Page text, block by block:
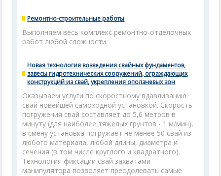
Ремонтно-строительные работы
Выполняем весь комплекс ремонтно-отделочных
работ любой сложности
Новая технология возведения свайных фундаментов,
завесы гидротехнических сооружений, ограждающих
конструкций из свай, укрепления оползневых зон
Оказываем услуги по скоростному вдавливанию
свай новейшей самоходной установкой. Скорость
погружения свай составляет до 5,6 метров в
минуту (для наиболее тяжелых грунтов - 1 м/мин),
в смену установка погружает не менее 50 свай из
любого материала, любой длины, диаметра и
сечения (в том числе круглого и квадратного).
Технология фиксации свай захватами
манипулятора позволяет преодолевать самые